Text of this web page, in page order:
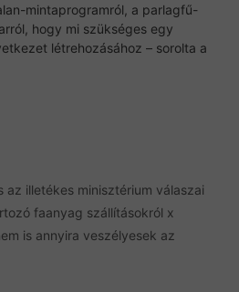
mintaprogramról, a parlagfű-
hogy mi szükséges egy
létrehozásához – sorolta a
az illetékes minisztérium válaszai
faanyag szállításokról x
is annyira veszélyesek az